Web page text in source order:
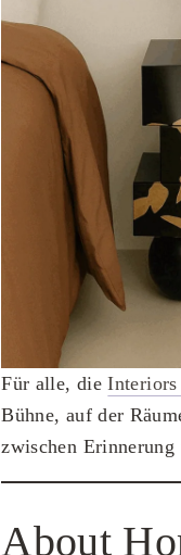
Für alle, dieInteriors
Bühne, auf der
zwischen
About